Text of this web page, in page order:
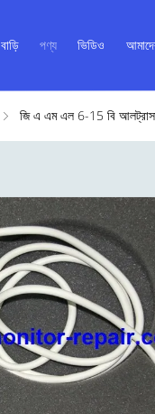
বাড়ি পণ্য ভিডিও
জি এ এম এল 6-15 বি